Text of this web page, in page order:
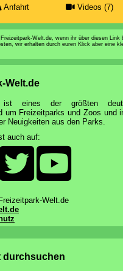
Anfahrt Videos (7)
Welt.de, wenn ihr über diesen Link
wir erhalten durch euren Klick aber eine
Welt.de
ist eines der größten
um Freizeitparks und Zoos und
Neuigkeiten aus den Parks.
auch auf:
Welt.de
durchsuchen